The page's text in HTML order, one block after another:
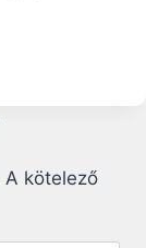
A kötelező